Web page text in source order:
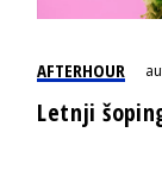
AFTERHOUR
Letnji